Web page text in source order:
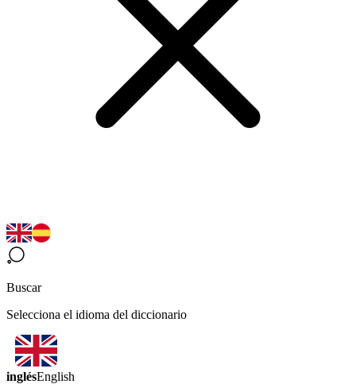
Buscar
Selecciona el idioma del diccionario
inglésEnglish